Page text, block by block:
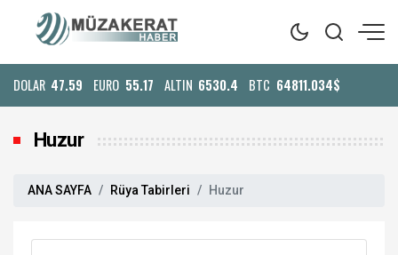
DOLAR 47.59 EURO 55.17 ALTIN 6530.4 BTC 64811.034$
Huzur
ANA SAYFA Rüya Tabirleri Huzur